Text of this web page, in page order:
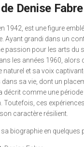
Denise Fabre
1942, est une figure
Ayant grandi dans un
passion pour les arts du
les années 1960, alors
et sa voix
sa vie, dont un
décrit comme une
Toutefois, ces
caractère résilient.
biographie en quelques